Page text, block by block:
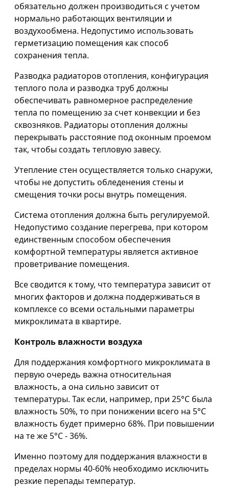
обязательно должен производиться с учетом
нормально работающих вентиляции и
воздухообмена. Недопустимо использовать
герметизацию помещения как способ
сохранения тепла.
Разводка радиаторов отопления, конфигурация
теплого пола и разводка труб должны
обеспечивать равномерное распределение
тепла по помещению за счет конвекции и без
сквозняков. Радиаторы отопления должны
перекрывать расстояние под оконным проемом
так, чтобы создать тепловую завесу.
Утепление стен осуществляется только снаружи,
чтобы не допустить обледенения стены и
смещения точки росы внутрь помещения.
Система отопления должна быть регулируемой.
Недопустимо создание перегрева, при котором
единственным способом обеспечения
комфортной температуры является активное
проветривание помещения.
Все сводится к тому, что температура зависит от
многих факторов и должна поддерживаться в
комплексе со всеми остальными параметры
микроклимата в квартире.
Контроль влажности воздуха
Для поддержания комфортного микроклимата в
первую очередь важна относительная
влажность, а она сильно зависит от
температуры. Так если, например, при 25°С была
влажность 50%, то при понижении всего на 5°С
влажность будет примерно 68%. При повышении
на те же 5°С - 36%.
Именно поэтому для поддержания влажности в
пределах нормы 40-60% необходимо исключить
резкие перепады температур.